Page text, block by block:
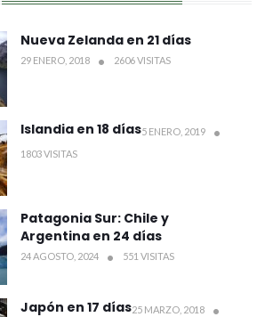
Nueva Zelanda en 21 días
29 ENERO, 2018 2606 VISITAS
Islandia en 18 días5 ENERO, 2019
1803 VISITAS
Patagonia Sur: Chile y
Argentina en 24 días
24 AGOSTO, 2024 551 VISITAS
Japón en 17 días25 MARZO, 2018